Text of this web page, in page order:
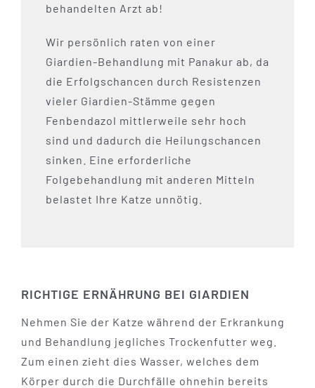
behandelten Arzt ab!
Wir persönlich raten von einer
Giardien-Behandlung mit Panakur ab, da
die Erfolgschancen durch Resistenzen
vieler Giardien-Stämme gegen
Fenbendazol mittlerweile sehr hoch
sind und dadurch die Heilungschancen
sinken. Eine erforderliche
Folgebehandlung mit anderen Mitteln
belastet Ihre Katze unnötig.
RICHTIGE ERNÄHRUNG BEI GIARDIEN
Nehmen Sie der Katze während der Erkrankung
und Behandlung jegliches Trockenfutter weg.
Zum einen zieht dies Wasser, welches dem
Körper durch die Durchfälle ohnehin bereits